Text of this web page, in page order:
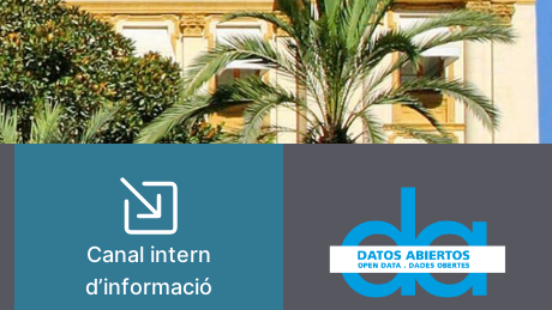
Canal intern
d’informació